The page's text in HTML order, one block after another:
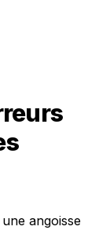
angoisse